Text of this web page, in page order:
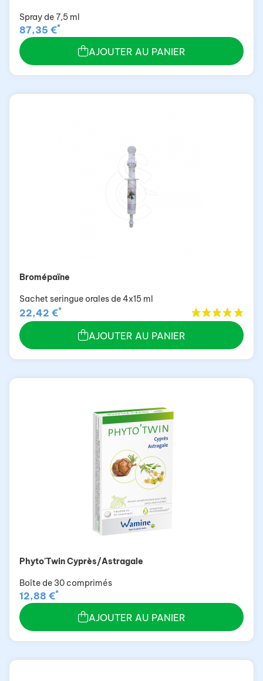
Spray de 7,5 ml
87,35 €*
AJOUTER AU PANIER
Bromépaïne
Sachet seringue orales de 4x15 ml
22,42 €*
AJOUTER AU PANIER
Phyto'Twin Cyprès/Astragale
Boîte de 30 comprimés
12,88 €*
AJOUTER AU PANIER